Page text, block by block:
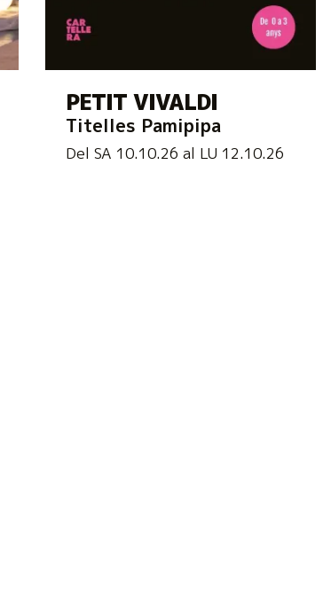
PETIT VIVALDI
Titelles Pamipipa
Del SA 10.10.26 al LU 12.10.26